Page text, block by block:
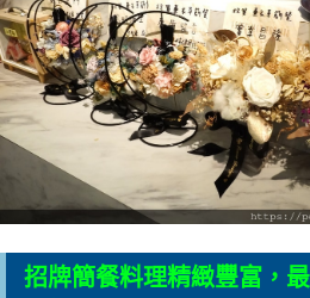
招牌簡餐料理精緻豐富，